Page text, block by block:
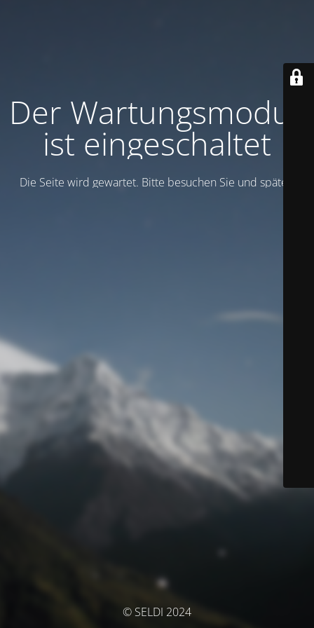
Der Wartungsmodus
ist eingeschaltet
Die Seite wird gewartet. Bitte besuchen Sie und später.
© SELDI 2024